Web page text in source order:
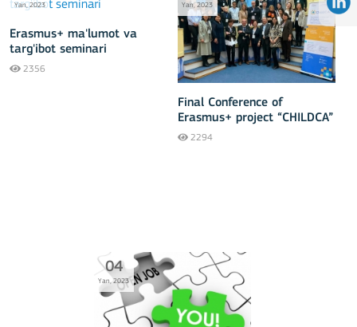
Yan, 2023
Erasmus+ ma'lumot va
targ'ibot seminari
2356
Yan, 2023
Final Conference of
Erasmus+ project “CHILDCA”
2294
04
Yan, 2023